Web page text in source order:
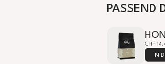
PASSEND
CHF
IN